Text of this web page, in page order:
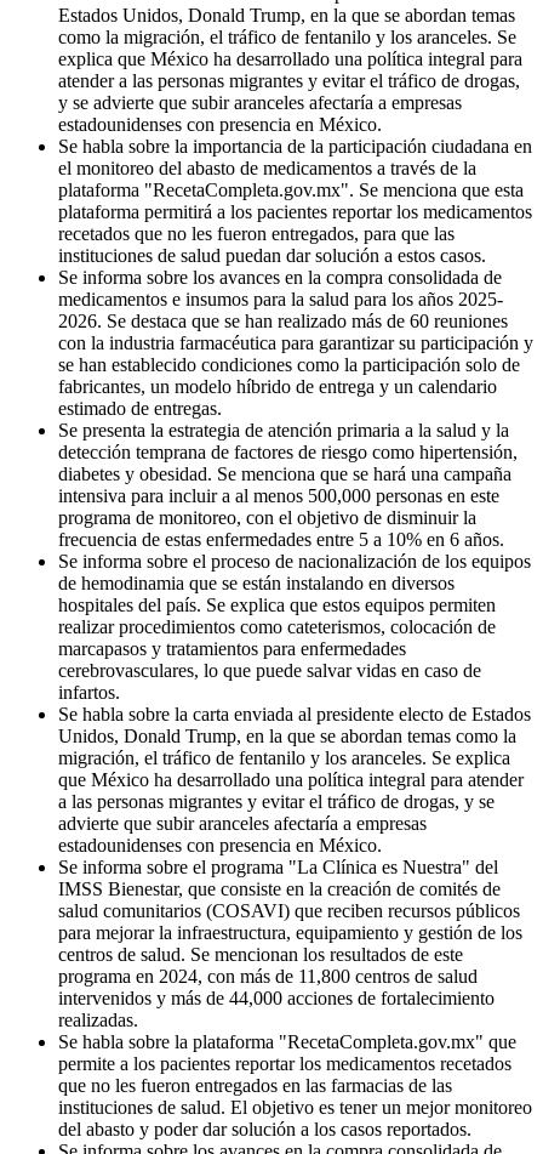
Estados Unidos, Donald Trump, en la que se abordan temas
como la migración, el tráfico de fentanilo y los aranceles. Se
explica que México ha desarrollado una política integral para
atender a las personas migrantes y evitar el tráfico de drogas,
y se advierte que subir aranceles afectaría a empresas
estadounidenses con presencia en México.
Se habla sobre la importancia de la participación ciudadana en
el monitoreo del abasto de medicamentos a través de la
plataforma "RecetaCompleta.gov.mx". Se menciona que esta
plataforma permitirá a los pacientes reportar los medicamentos
recetados que no les fueron entregados, para que las
instituciones de salud puedan dar solución a estos casos.
Se informa sobre los avances en la compra consolidada de
medicamentos e insumos para la salud para los años 2025-
2026. Se destaca que se han realizado más de 60 reuniones
con la industria farmacéutica para garantizar su participación y
se han establecido condiciones como la participación solo de
fabricantes, un modelo híbrido de entrega y un calendario
estimado de entregas.
Se presenta la estrategia de atención primaria a la salud y la
detección temprana de factores de riesgo como hipertensión,
diabetes y obesidad. Se menciona que se hará una campaña
intensiva para incluir a al menos 500,000 personas en este
programa de monitoreo, con el objetivo de disminuir la
frecuencia de estas enfermedades entre 5 a 10% en 6 años.
Se informa sobre el proceso de nacionalización de los equipos
de hemodinamia que se están instalando en diversos
hospitales del país. Se explica que estos equipos permiten
realizar procedimientos como cateterismos, colocación de
marcapasos y tratamientos para enfermedades
cerebrovasculares, lo que puede salvar vidas en caso de
infartos.
Se habla sobre la carta enviada al presidente electo de Estados
Unidos, Donald Trump, en la que se abordan temas como la
migración, el tráfico de fentanilo y los aranceles. Se explica
que México ha desarrollado una política integral para atender
a las personas migrantes y evitar el tráfico de drogas, y se
advierte que subir aranceles afectaría a empresas
estadounidenses con presencia en México.
Se informa sobre el programa "La Clínica es Nuestra" del
IMSS Bienestar, que consiste en la creación de comités de
salud comunitarios (COSAVI) que reciben recursos públicos
para mejorar la infraestructura, equipamiento y gestión de los
centros de salud. Se mencionan los resultados de este
programa en 2024, con más de 11,800 centros de salud
intervenidos y más de 44,000 acciones de fortalecimiento
realizadas.
Se habla sobre la plataforma "RecetaCompleta.gov.mx" que
permite a los pacientes reportar los medicamentos recetados
que no les fueron entregados en las farmacias de las
instituciones de salud. El objetivo es tener un mejor monitoreo
del abasto y poder dar solución a los casos reportados.